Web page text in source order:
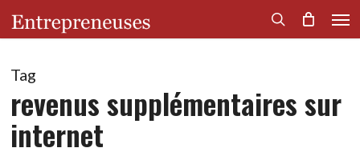
content
search
Tag
revenus supplémentaires sur
internet